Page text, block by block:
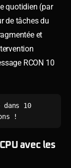
quotidien (par
de tâches du
et
RCON 10
dans 10
avec les